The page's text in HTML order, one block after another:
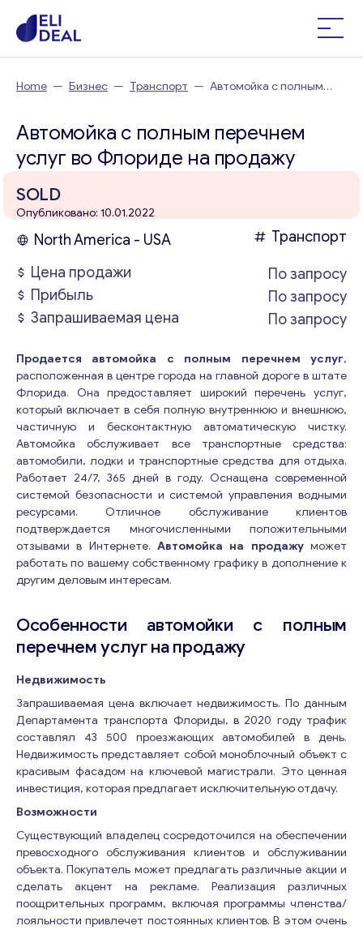
Home — Бизнес — Транспорт — Автомойка с полным
Автомойка с полным перечнем
услуг во Флориде на продажу
SOLD
Опубликовано: 10.01.2022
North America - USA
Транспорт
Цена продажи
По запросу
Прибыль
По запросу
Запрашиваемая цена
По запросу
Продается автомойка с полным перечнем услуг,
расположенная в центре города на главной дороге в штате
Флорида. Она предоставляет широкий перечень услуг,
который включает в себя полную внутреннюю и внешнюю,
частичную и бесконтактную автоматическую чистку.
Автомойка обслуживает все транспортные средства:
автомобили, лодки и транспортные средства для отдыха.
Работает 24/7, 365 дней в году. Оснащена современной
системой безопасности и системой управления водными
ресурсами. Отличное обслуживание клиентов
подтверждается многочисленными положительными
отзывами в Интернете. Автомойка на продажуможет
работать по вашему собственному графику в дополнение к
другим деловым интересам.
Особенности автомойки с полным
перечнем услуг на продажу
Недвижимость
Запрашиваемая цена включает недвижимость. По данным
Департамента транспорта Флориды, в 2020 году трафик
составлял 43 500 проезжающих автомобилей в день.
Недвижимость представляет собой моноблочный объект с
красивым фасадом на ключевой магистрали. Это ценная
инвестиция, которая предлагает исключительную отдачу.
Возможности
Существующий владелец сосредоточился на обеспечении
превосходного обслуживания клиентов и обслуживании
объекта. Покупатель может предлагать различные акции и
сделать акцент на рекламе. Реализация различных
поощрительных программ, включая программы членства/
лояльности привлечет постоянных клиентов. В этом очень